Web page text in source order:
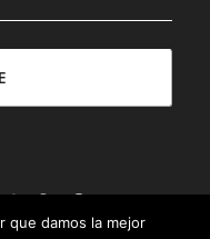
que damos la mejor